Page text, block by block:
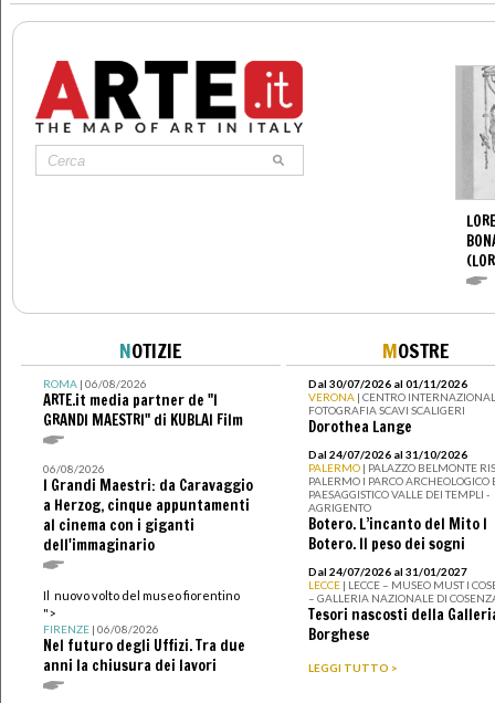
NOTIZIE
ROMA| 06/08/2026
ARTE.it media partner de "I
GRANDI MAESTRI" di KUBLAI Film
06/08/2026
I Grandi Maestri: da Caravaggio
a Herzog, cinque appuntamenti
al cinema con i giganti
dell'immaginario
Il nuovo volto del museo fiorentino
">
FIRENZE| 06/08/2026
Nel futuro degli Uffizi. Tra due
anni la chiusura dei lavori
MOSTRE
Dal 30/07/2026 al 01/11/2026
VERONA | CENTRO
FOTOGRAFIA SCAVI SCALIGERI
Dorothea Lange
Dal 24/07/2026 al 31/10/2026
PALERMO | PALAZZO BELMONTE
PALERMO I PARCO ARCHEOLOGICO
PAESAGGISTICO VALLE DEI TEMPLI -
AGRIGENTO
Botero. L’incanto del Mito I
Botero. Il peso dei sogni
Dal 24/07/2026 al 31/01/2027
LECCE | LECCE – MUSEO MUST I
– GALLERIA NAZIONALE DI
Tesori nascosti della
Borghese
LEGGI TUTTO >